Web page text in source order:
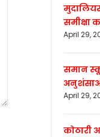
समीक्षा
April 29,
समान
अनुशंसाओं
April 29,
कोठारी